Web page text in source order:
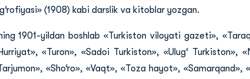
(1908) kabi darslik va kitoblar yozgan.
1901-yildan boshlab «Turkiston viloyati gazeti»,
«Turon», «Sadoi Turkiston», «Ulug‘ Turkiston»,
«Sho‘ro», «Vaqt», «Toza hayot»,